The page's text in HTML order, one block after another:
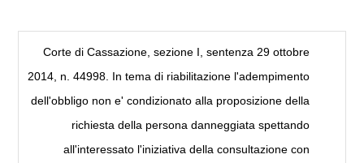
Corte di Cassazione, sezione I, sentenza 29 ottobre
2014, n. 44998. In tema di riabilitazione l'adempimento
dell'obbligo non e' condizionato alla proposizione della
richiesta della persona danneggiata spettando
all'interessato l'iniziativa della consultazione con